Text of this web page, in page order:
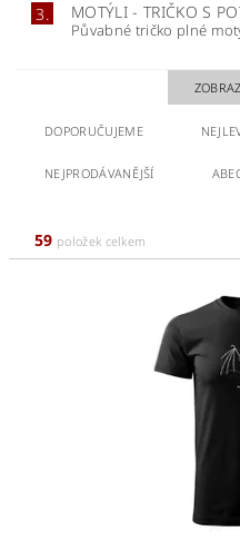
3. MOTÝLI - TRIČKO S
Půvabné tričko plné
DOPORUČUJEME
NEJPRODÁVANĚJŠÍ
59 položek celkem